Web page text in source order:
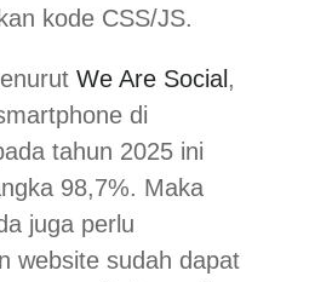
kode CSS/JS.
We Are Social ,
di
tahun 2025 ini
98,7%. Maka
juga perlu
website sudah dapat